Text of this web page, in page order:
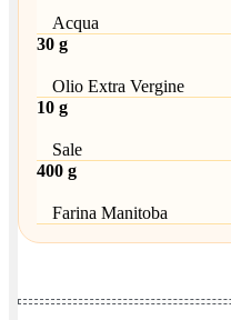
Acqua
30 g
Olio Extra Vergine
10 g
Sale
400 g
Farina Manitoba